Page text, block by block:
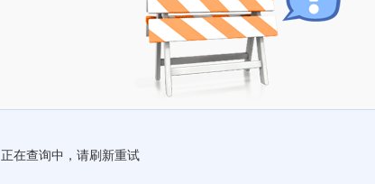
正在查询中，请刷新重试